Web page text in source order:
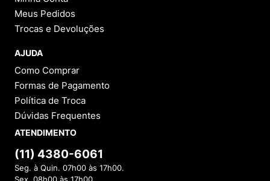
Meus Pedidos
Trocas e Devoluções
AJUDA
Como Comprar
Formas de Pagamento
Política de Troca
Dúvidas Frequentes
ATENDIMENTO
(11) 4380-6061
Seg. à Quin. 07h00 às 17h00.